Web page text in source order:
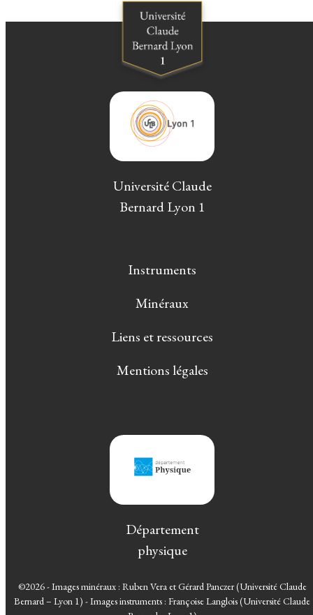
Université Claude
Bernard Lyon 1
Instruments
Minéraux
Liens et ressources
Mentions légales
Département
physique
©2026 - Images minéraux : Ruben Vera et Gérard Panczer (Université Claude
Bernard – Lyon 1) - Images instruments : Françoise Langlois (Université Claude